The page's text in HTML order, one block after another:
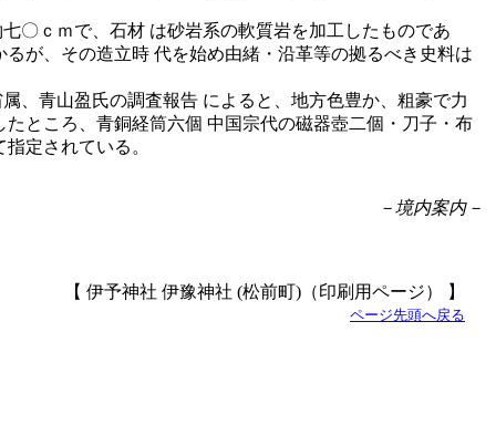
〇ｃｍで、石材 は砂岩系の軟質岩を加工したものであ
が、その造立時 代を始め由緒・沿革等の拠るべき史料は
、青山盈氏の調査報告 によると、地方色豊か、粗豪で力
ところ、青銅経筒六個 中国宗代の磁器壺二個・刀子・布
定されている。
－境内案内－
【 伊予神社 伊豫神社 (松前町)（印刷用ページ） 】
ページ先頭へ戻る